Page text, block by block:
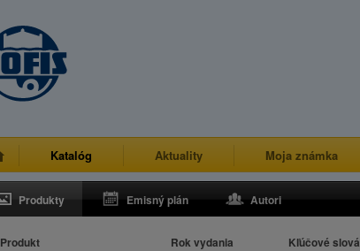
Katalóg Aktuality Moja známka
Produkty Emisný plán Autori
Produkt Rok vydania Kľúčové slová